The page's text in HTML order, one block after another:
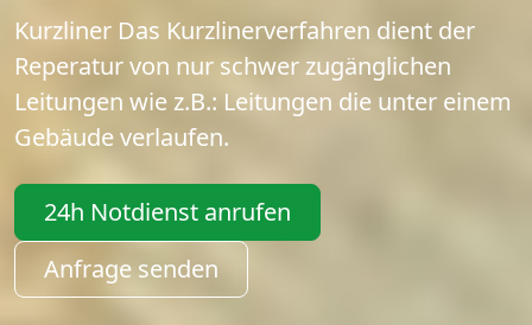
Kurzliner Das Kurzlinerverfahren dient der
Reperatur von nur schwer zugänglichen
Leitungen wie z.B.: Leitungen die unter einem
Gebäude verlaufen.
24h Notdienst anrufen
Anfrage senden